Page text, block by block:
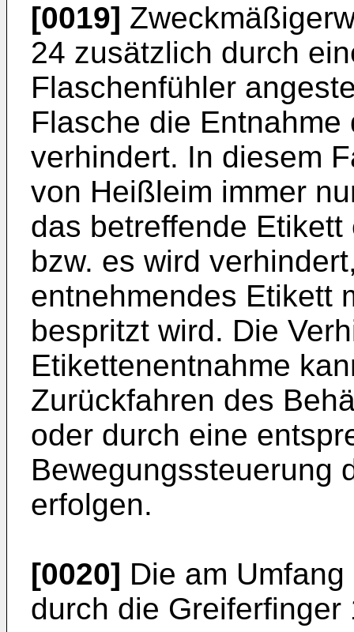
[0019]
24 zusätzlich durch
Flaschenfühler
Flasche die
verhindert. In diesem
von Heißleim immer
das betreffende
bzw. es wird
entnehmendes Etikett
bespritzt wird. Die
Etikettenentnahme
Zurückfahren des
oder durch eine
Bewegungssteuerung
erfolgen.
[0020] Die am
durch die